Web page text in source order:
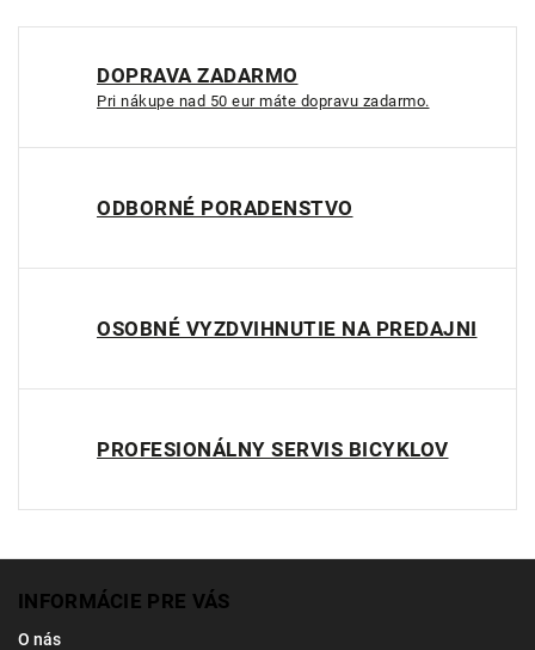
DOPRAVA ZADARMO
Pri nákupe nad 50 eur máte dopravu zadarmo.
ODBORNÉ PORADENSTVO
OSOBNÉ VYZDVIHNUTIE NA PREDAJNI
PROFESIONÁLNY SERVIS BICYKLOV
INFORMÁCIE PRE VÁS
O nás